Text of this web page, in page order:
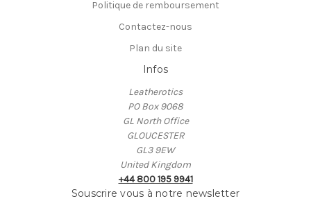
Politique de remboursement
Contactez-nous
Plan du site
Infos
Leatherotics
PO Box 9068
GL North Office
GLOUCESTER
GL3 9EW
United Kingdom
+44 800 195 9941
Souscrire vous à notre newsletter